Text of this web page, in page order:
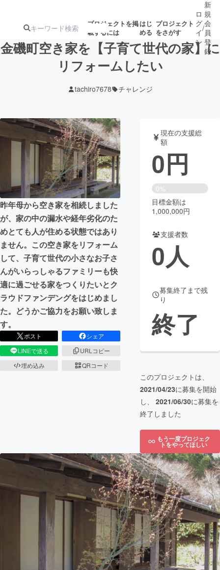
プロジェクトを掲
載するには
はじ
める
プロジェクト
をさがす
ジェクト
ロジェクト
アート・写真 音楽
テクノロジー・ガジェット ゲーム・サ
映像・映画 書籍・雑誌
ビジネス・起業 チャレンジ
まちづくり・地域活性化
CAMPFIRE for Social Good
CAMPFIRE Creation
CAMPFIREふるさと納税machi-ya
ロ
グ
イ
ン
/
新
規
会
員
登
録
金磯町空き家を【子育て世代の家】に
リフォームしたい
tachiro7678 チャレンジ
昨年母から空き家を相続しました
が、家の中の漏水や経年劣化のた
めとても人が住める状態ではあり
ません。この空き家をリフォーム
して、子育て世代の小さなお子さ
んがいらっしゃるファミリーも快
適に過ごせる家をつくりたいとク
ラウドファンデングをはじめまし
た。どうかご協力をお願い致しま
す。
ポスト
シェア
LINEで送る
URLコピー
埋め込み
QRコード
現在の支援総
額
0円
0%
目標金額は
1,000,000円
支援者数
0人
募集終了まで残
り
終了
このプロジェクトは、
2021/04/23に募集を開始
し、 2021/06/30に募集を
終了しました
もう一度プロジェク
トをやってほしい